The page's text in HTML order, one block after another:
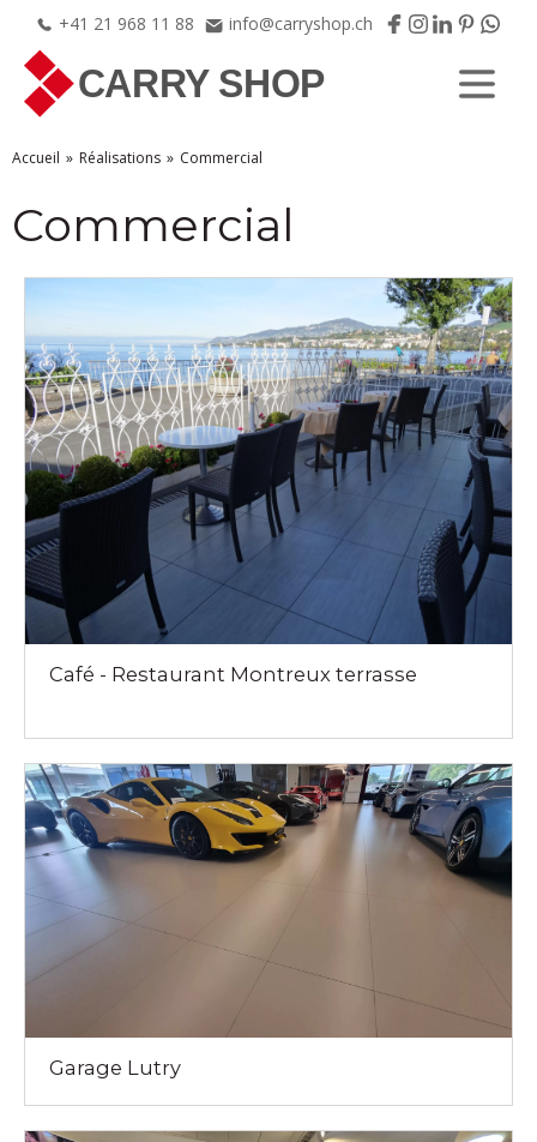
+41 21 968 11 88 info@carryshop.ch
Accueil Réalisations Commercial
Commercial
Café - Restaurant Montreux terrasse
Garage Lutry